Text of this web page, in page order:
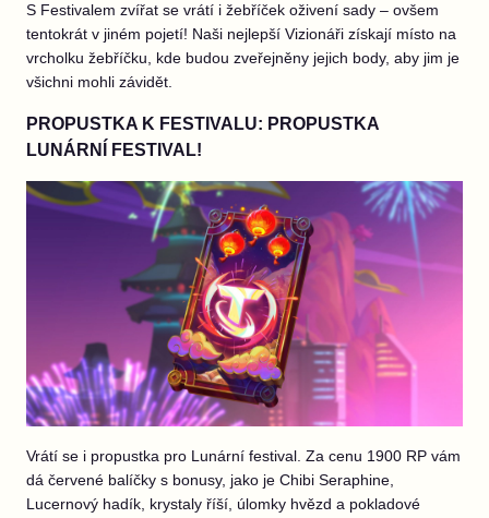
S Festivalem zvířat se vrátí i žebříček oživení sady – ovšem
tentokrát v jiném pojetí! Naši nejlepší Vizionáři získají místo na
vrcholku žebříčku, kde budou zveřejněny jejich body, aby jim je
všichni mohli závidět.
PROPUSTKA K FESTIVALU: PROPUSTKA
LUNÁRNÍ FESTIVAL!
Vrátí se i propustka pro Lunární festival. Za cenu 1900 RP vám
dá červené balíčky s bonusy, jako je Chibi Seraphine,
Lucernový hadík, krystaly říší, úlomky hvězd a pokladové